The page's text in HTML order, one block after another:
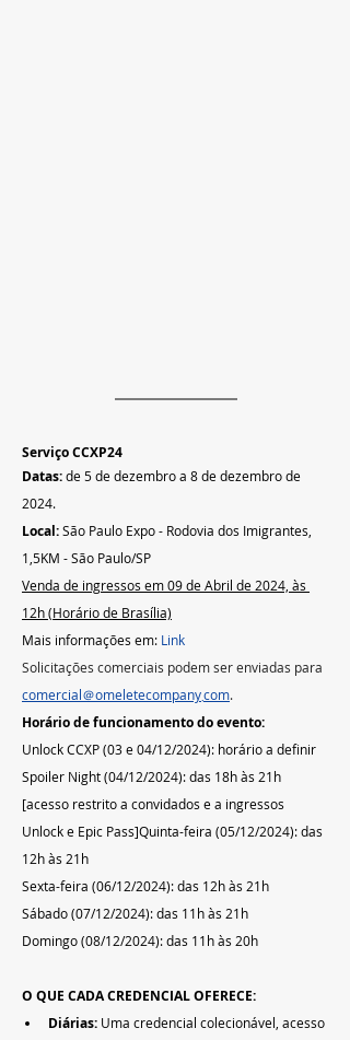
Serviço CCXP24
Datas: de 5 de dezembro a 8 de dezembro de
2024.
Local: São Paulo Expo - Rodovia dos Imigrantes,
1,5KM - São Paulo/SP
Venda de ingressos em 09 de Abril de 2024, às
12h (Horário de Brasília)
Mais informações em: Link
Solicitações comerciais podem ser enviadas para
comercial＠omeletecompany܂com.
Horário de funcionamento do evento:
Unlock CCXP (03 e 04/12/2024): horário a definir
Spoiler Night (04/12/2024): das 18h às 21h
[acesso restrito a convidados e a ingressos
Unlock e Epic Pass]Quinta-feira (05/12/2024): das
12h às 21h
Sexta-feira (06/12/2024): das 12h às 21h
Sábado (07/12/2024): das 11h às 21h
Domingo (08/12/2024): das 11h às 20h
O QUE CADA CREDENCIAL OFERECE:
Diárias: Uma credencial colecionável, acesso